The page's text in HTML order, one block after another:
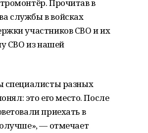
Прочитав в
службы в войсках
участников СВО и их
СВО из нашей
специалисты разных
это его место. После
приехать в
— отмечает